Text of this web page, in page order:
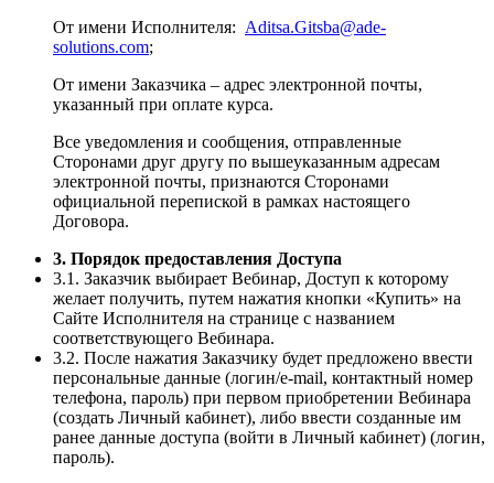
От имени Исполнителя: Aditsa.Gitsba@ade-
solutions.com;
От имени Заказчика – адрес электронной почты,
указанный при оплате курса.
Все уведомления и сообщения, отправленные
Сторонами друг другу по вышеуказанным адресам
электронной почты, признаются Сторонами
официальной перепиской в рамках настоящего
Договора.
3. Порядок предоставления Доступа
3.1. Заказчик выбирает Вебинар, Доступ к которому
желает получить, путем нажатия кнопки «Купить» на
Сайте Исполнителя на странице с названием
соответствующего Вебинара.
3.2. После нажатия Заказчику будет предложено ввести
персональные данные (логин/e-mail, контактный номер
телефона, пароль) при первом приобретении Вебинара
(создать Личный кабинет), либо ввести созданные им
ранее данные доступа (войти в Личный кабинет) (логин,
пароль).